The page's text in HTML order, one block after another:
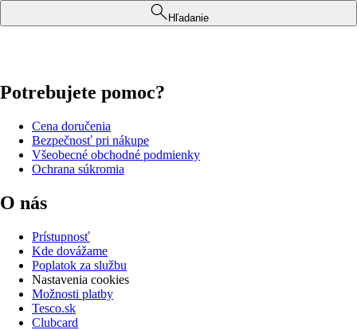
Hľadanie
Potrebujete pomoc?
Cena doručenia
Bezpečnosť pri nákupe
Všeobecné obchodné podmienky
Ochrana súkromia
O nás
Prístupnosť
Kde dovážame
Poplatok za službu
Nastavenia cookies
Možnosti platby
Tesco.sk
Clubcard